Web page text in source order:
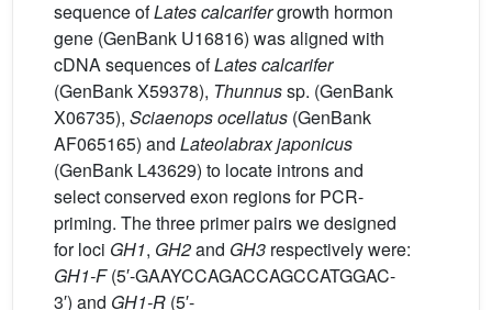
sequence ofLates calcarifergrowth hormon
gene (GenBank U16816) was aligned with
cDNA sequences ofLates calcarifer
(GenBank X59378), Thunnussp. (GenBank
X06735), Sciaenops ocellatus (GenBank
AF065165) and Lateolabrax japonicus
(GenBank L43629) to locate introns and
select conserved exon regions for PCR-
priming. The three primer pairs we designed
for loci GH1, GH2and GH3 respectively were:
GH1-F(5′-GAAYCCAGACCAGCCATGGAC-
3′) and GH1-R (5′-